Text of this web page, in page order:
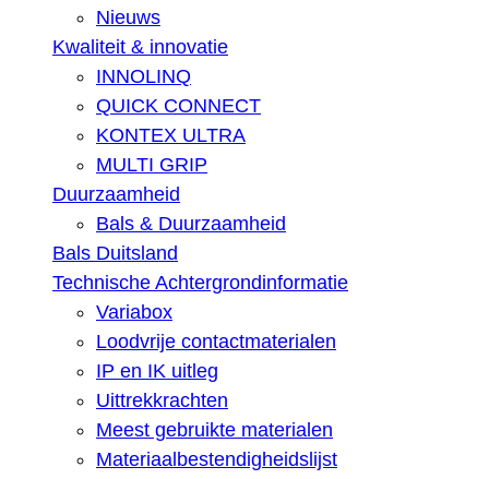
Nieuws
Kwaliteit & innovatie
INNOLINQ
QUICK CONNECT
KONTEX ULTRA
MULTI GRIP
Duurzaamheid
Bals & Duurzaamheid
Bals Duitsland
Technische Achtergrondinformatie
Variabox
Loodvrije contactmaterialen
IP en IK uitleg
Uittrekkrachten
Meest gebruikte materialen
Materiaalbestendigheidslijst